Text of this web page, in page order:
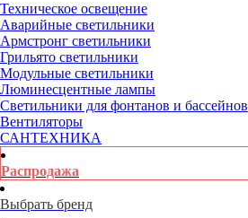
Техническое освещение
Аварийные светильники
Армстронг светильники
Грильято светильники
Модульные светильники
Люминесцентные лампы
Светильники для фонтанов и бассейнов
Вентиляторы
САНТЕХНИКА
Распродажа
Выбрать бренд